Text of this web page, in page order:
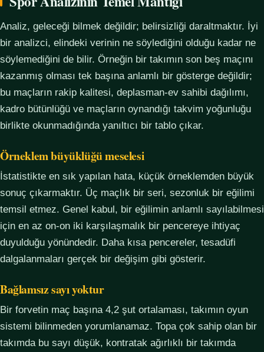
Analiz, geleceği bilmek değildir; belirsizliği daraltmaktır. İyi
bir analizci, elindeki verinin ne söylediğini olduğu kadar ne
söylemediğini de bilir. Örneğin bir takımın son beş maçını
kazanmış olması tek başına anlamlı bir gösterge değildir;
bu maçların rakip kalitesi, deplasman-ev sahibi dağılımı,
kadro bütünlüğü ve maçların oynandığı takvim yoğunluğu
birlikte okunmadığında yanıltıcı bir tablo çıkar.
Örneklem büyüklüğü meselesi
İstatistikte en sık yapılan hata, küçük örneklemden büyük
sonuç çıkarmaktır. Üç maçlık bir seri, sezonluk bir eğilimi
temsil etmez. Genel kabul, bir eğilimin anlamlı sayılabilmesi
için en az on-on iki karşılaşmalık bir pencereye ihtiyaç
duyulduğu yönündedir. Daha kısa pencereler, tesadüfi
dalgalanmaları gerçek bir değişim gibi gösterir.
Bağlamsız sayı yoktur
Bir forvetin maç başına 4,2 şut ortalaması, takımın oyun
sistemi bilinmeden yorumlanamaz. Topa çok sahip olan bir
takımda bu sayı düşük, kontratak ağırlıklı bir takımda